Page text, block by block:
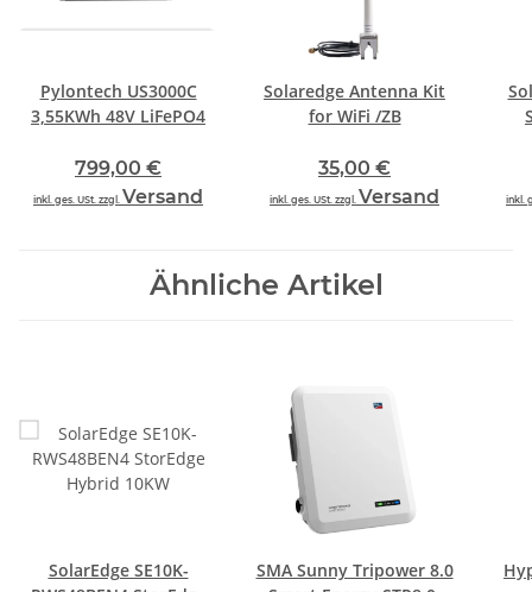
Pylontech US3000C
3,55KWh 48V LiFePO4
799,00 €
inkl. ges. USt. zzgl. Versand
Solaredge Antenna Kit
for WiFi /ZB
35,00 €
inkl. ges. USt. zzgl. Versand inkl.
Ähnliche Artikel
SolarEdge SE10K-
SMA Sunny Tripower 8.0